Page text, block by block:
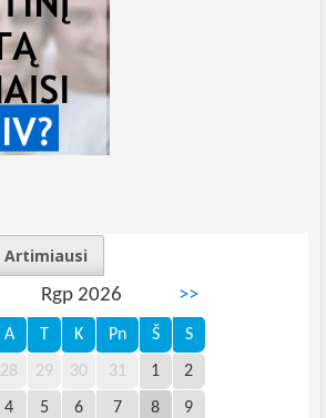
Artimiausi
Rgp 2026 >>
A T K Pn Š S
28 29 30 31 1 2
4 5 6 7 8 9